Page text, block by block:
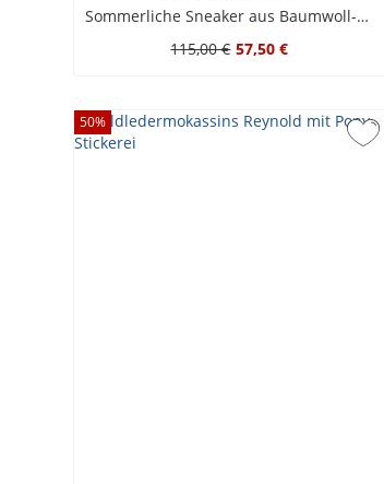
Sommerliche Sneaker aus Baumwoll-Canvas
115,00 € 57,50 €
50%